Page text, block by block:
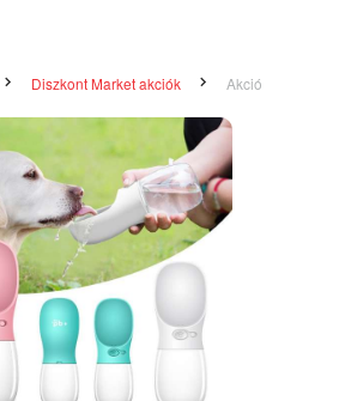
Diszkont Market akciók Akció